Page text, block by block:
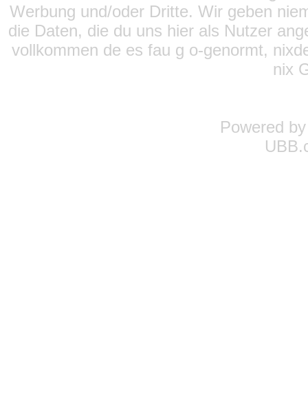
Werbung und/oder Dritte. Wir geben
die Daten, die du uns hier als Nutzer
vollkommen de es fau g o-genormt,
nix
Powered